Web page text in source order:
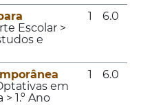
Escolar >
e
1 6.0
em
1.º Ano
1 6.0